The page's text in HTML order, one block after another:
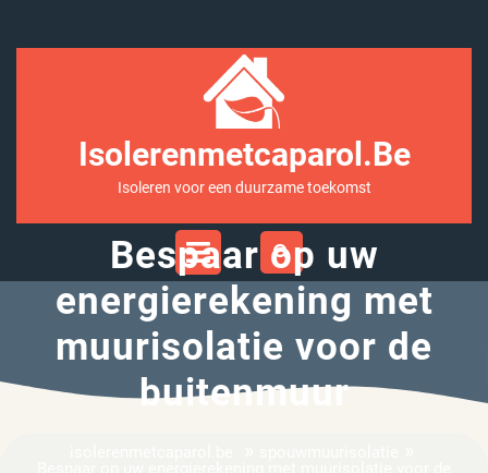
Isolerenmetcaparol.be
Isoleren voor een duurzame toekomst
Open
Menu
Bespaar op uw
energierekening met
muurisolatie voor de
buitenmuur